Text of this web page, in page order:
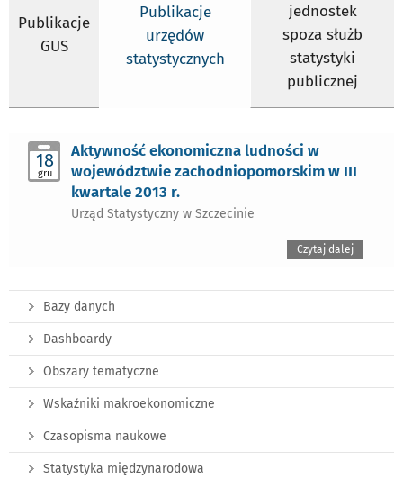
Publikacje
GUS
Publikacje
urzędów
statystycznych
jednostek
spoza służb
statystyki
publicznej
18
gru
Aktywność ekonomiczna ludności w
województwie zachodniopomorskim w III
kwartale 2013 r.
Urząd Statystyczny w Szczecinie
Czytaj dalej
Bazy danych
Dashboardy
Obszary tematyczne
Wskaźniki makroekonomiczne
Czasopisma naukowe
Statystyka międzynarodowa